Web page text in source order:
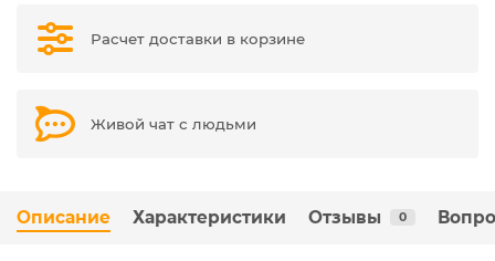
Расчет доставки в корзине
Живой чат с людьми
Описание Характеристики Отзывы 0